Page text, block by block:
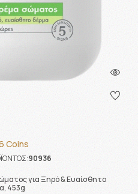
Coins
90936
για Ξηρό & Ευαίσθητο
453g